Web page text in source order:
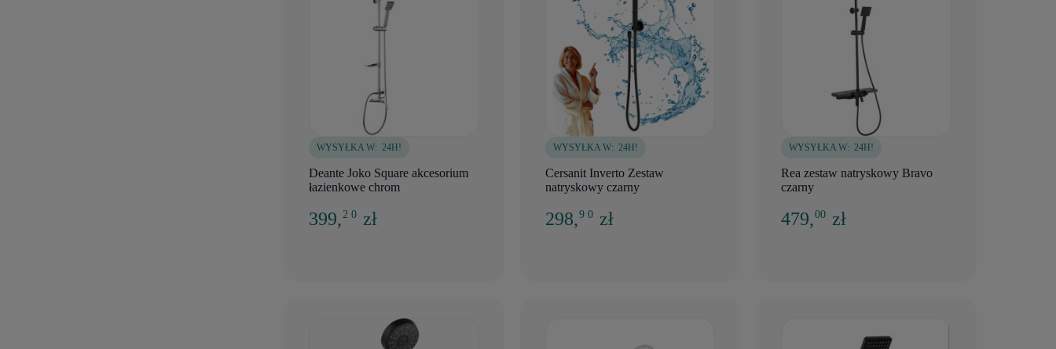
WYSYŁKA W: 24H!
Deante Joko Square akcesorium
łazienkowe chrom
399,2 0 zł
WYSYŁKA W: 24H!
Cersanit Inverto Zestaw
natryskowy czarny
298,9 0 zł
WYSYŁKA W: 24H!
Rea zestaw natryskowy Bravo
czarny
479,00 zł